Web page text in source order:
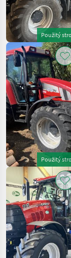
Použitý
Použitý